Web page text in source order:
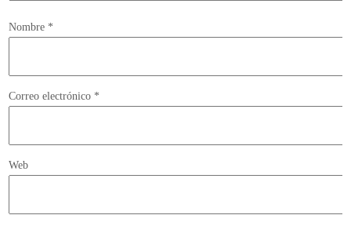
Nombre *
Correo electrónico *
Web